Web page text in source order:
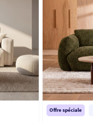
Offre spéciale